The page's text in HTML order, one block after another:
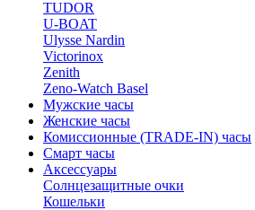
TUDOR
U-BOAT
Ulysse Nardin
Victorinox
Zenith
Zeno-Watch Basel
Мужские часы
Женские часы
Комиссионные (TRADE-IN) часы
Смарт часы
Аксессуары
Солнцезащитные очки
Кошельки